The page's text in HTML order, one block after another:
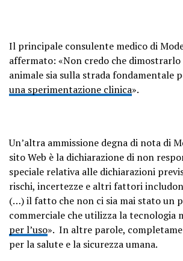
Il principale consulente medico di
affermato: «Non credo che
animale sia sulla strada fondamentale
una sperimentazione clinica».
Un’altra ammissione degna di nota di
sito Web è la dichiarazione di non
speciale relativa alle dichiarazioni
rischi, incertezze e altri fattori
(…) il fatto che non ci sia mai stato un
commerciale che utilizza la tecnologia
per l’uso». In altre parole,
per la salute e la sicurezza umana.